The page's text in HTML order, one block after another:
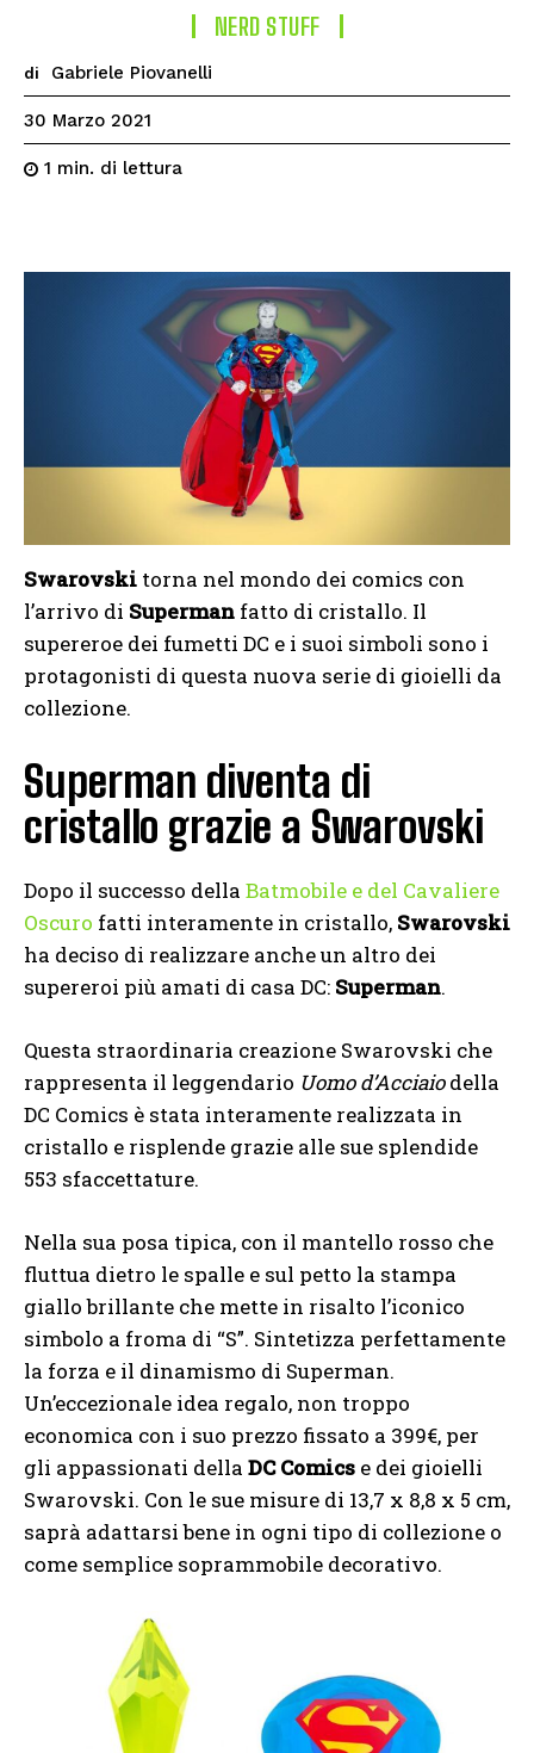
NERD STUFF
di Gabriele Piovanelli
30 Marzo 2021
1 min. di lettura
Swarovski torna nel mondo dei comics con
l’arrivo di Superman fatto di cristallo. Il
supereroe dei fumetti DC e i suoi simboli sono i
protagonisti di questa nuova serie di gioielli da
collezione.
Superman diventa di
cristallo grazie a Swarovski
Dopo il successo della Batmobile e del Cavaliere
Oscuro fatti interamente in cristallo, Swarovski
ha deciso di realizzare anche un altro dei
supereroi più amati di casa DC: Superman.
Questa straordinaria creazione Swarovski che
rappresenta il leggendario Uomo d’Acciaiodella
DC Comics è stata interamente realizzata in
cristallo e risplende grazie alle sue splendide
553 sfaccettature.
Nella sua posa tipica, con il mantello rosso che
fluttua dietro le spalle e sul petto la stampa
giallo brillante che mette in risalto l’iconico
simbolo a froma di “S”. Sintetizza perfettamente
la forza e il dinamismo di Superman.
Un’eccezionale idea regalo, non troppo
economica con i suo prezzo fissato a 399€, per
gli appassionati della DC Comics e dei gioielli
Swarovski. Con le sue misure di 13,7 x 8,8 x 5 cm,
saprà adattarsi bene in ogni tipo di collezione o
come semplice soprammobile decorativo.